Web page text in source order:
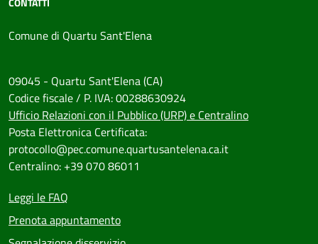
Comune di Quartu Sant'Elena
09045 - Quartu Sant'Elena (CA)
Codice fiscale / P. IVA: 00288630924
Ufficio Relazioni con il Pubblico (URP) e Centralino
Posta Elettronica Certificata:
protocollo@pec.comune.quartusantelena.ca.it
Centralino: +39 070 86011
Leggi le FAQ
Prenota appuntamento